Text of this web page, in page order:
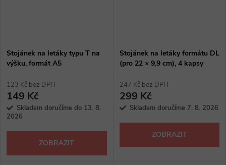
Stojánek na letáky typu T na
výšku, formát A5
123 Kč bez DPH
149 Kč
Skladem doručíme do 13. 8.
2026
ZOBRAZIT
Stojánek na letáky formátu DL
(pro 22 × 9,9 cm), 4 kapsy
247 Kč bez DPH
299 Kč
Skladem doručíme 7. 8. 2026
ZOBRAZIT